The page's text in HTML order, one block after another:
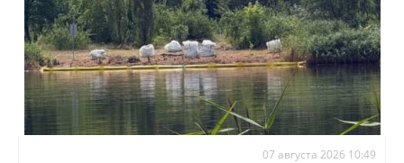
07 августа 2026 10:49